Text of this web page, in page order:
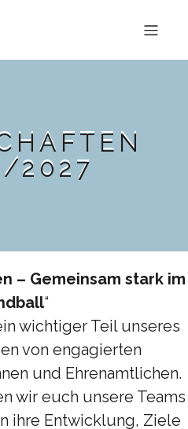
2027
– Gemeinsam stark im
“
wichtiger Teil unseres
von engagierten
und Ehrenamtlichen.
wir euch unsere Teams
ihre Entwicklung, Ziele